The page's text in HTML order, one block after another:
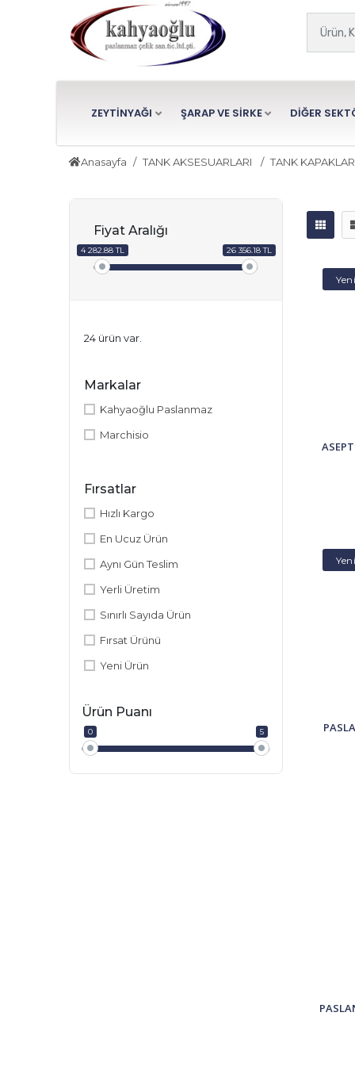
ZEYTİNYAĞI ŞARAP VE SİRKE DİĞER
Anasayfa TANK AKSESUARLARI TANK
Fiyat Aralığı
4 282.88 TL 26 356.18 TL
24 ürün var.
Markalar
Kahyaoğlu Paslanmaz
Marchisio
Fırsatlar
Hızlı Kargo
En Ucuz Ürün
Aynı Gün Teslim
Yerli Üretim
Sınırlı Sayıda Ürün
Fırsat Ürünü
Yeni Ürün
Ürün Puanı
0 5
Yeni
Yeni